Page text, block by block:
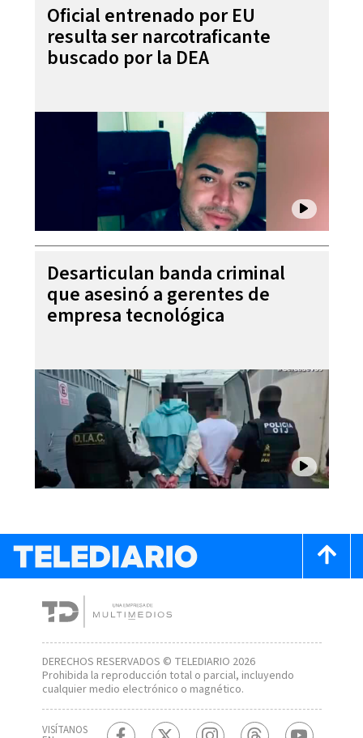
Oficial entrenado por EU
resulta ser narcotraficante
buscado por la DEA
Desarticulan banda criminal
que asesinó a gerentes de
empresa tecnológica
DERECHOS RESERVADOS © TELEDIARIO 2026
Prohibida la reproducción total o parcial, incluyendo
cualquier medio electrónico o magnético.
VISÍTANOS